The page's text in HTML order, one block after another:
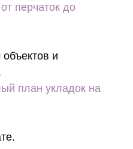
перчаток до
и
план укладок на